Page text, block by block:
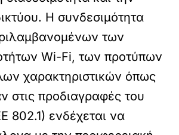
Η συνδεσιμότητα
των
Wi-Fi, των προτύπων
χαρακτηριστικών όπως
στις προδιαγραφές του
802.1) ενδέχεται να